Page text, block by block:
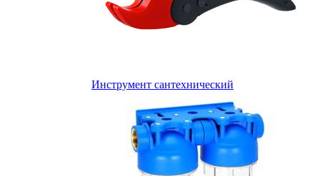
Инструмент сантехнический